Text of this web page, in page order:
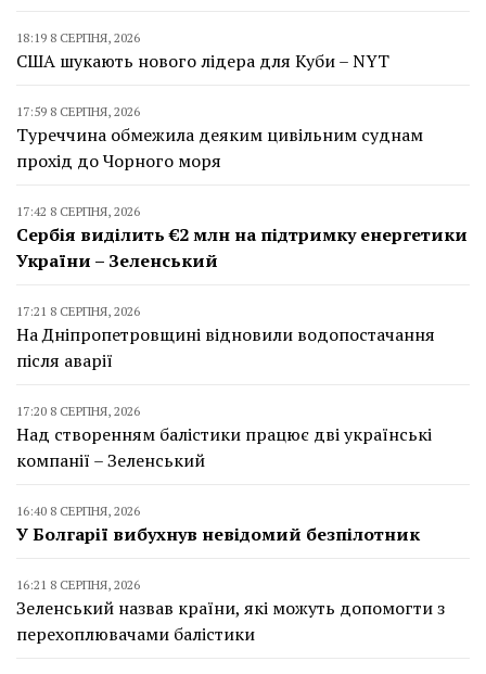
18:19 8 СЕРПНЯ, 2026
США шукають нового лідера для Куби – NYT
17:59 8 СЕРПНЯ, 2026
Туреччина обмежила деяким цивільним суднам
прохід до Чорного моря
17:42 8 СЕРПНЯ, 2026
Сербія виділить €2 млн на підтримку енергетики
України – Зеленський
17:21 8 СЕРПНЯ, 2026
На Дніпропетровщині відновили водопостачання
після аварії
17:20 8 СЕРПНЯ, 2026
Над створенням балістики працює дві українські
компанії – Зеленський
16:40 8 СЕРПНЯ, 2026
У Болгарії вибухнув невідомий безпілотник
16:21 8 СЕРПНЯ, 2026
Зеленський назвав країни, які можуть допомогти з
перехоплювачами балістики